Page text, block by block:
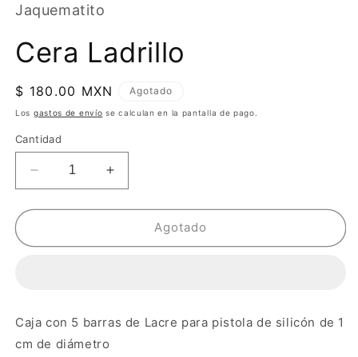
Jaquematito
Cera Ladrillo
Precio
habitual
$ 180.00 MXN Agotado
Los gastos de envío se calculan en la pantalla de pago.
Cantidad
Reducir
cantidad
para
Ladrillo
Aumentar
cantidad
para
Ladrillo
Agotado
Caja con 5 barras de Lacre para pistola de silicón de 1
cm de diámetro